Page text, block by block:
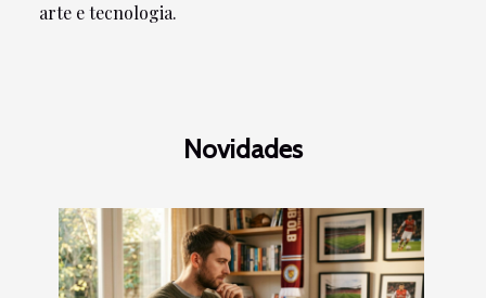
arte e tecnologia.
Novidades